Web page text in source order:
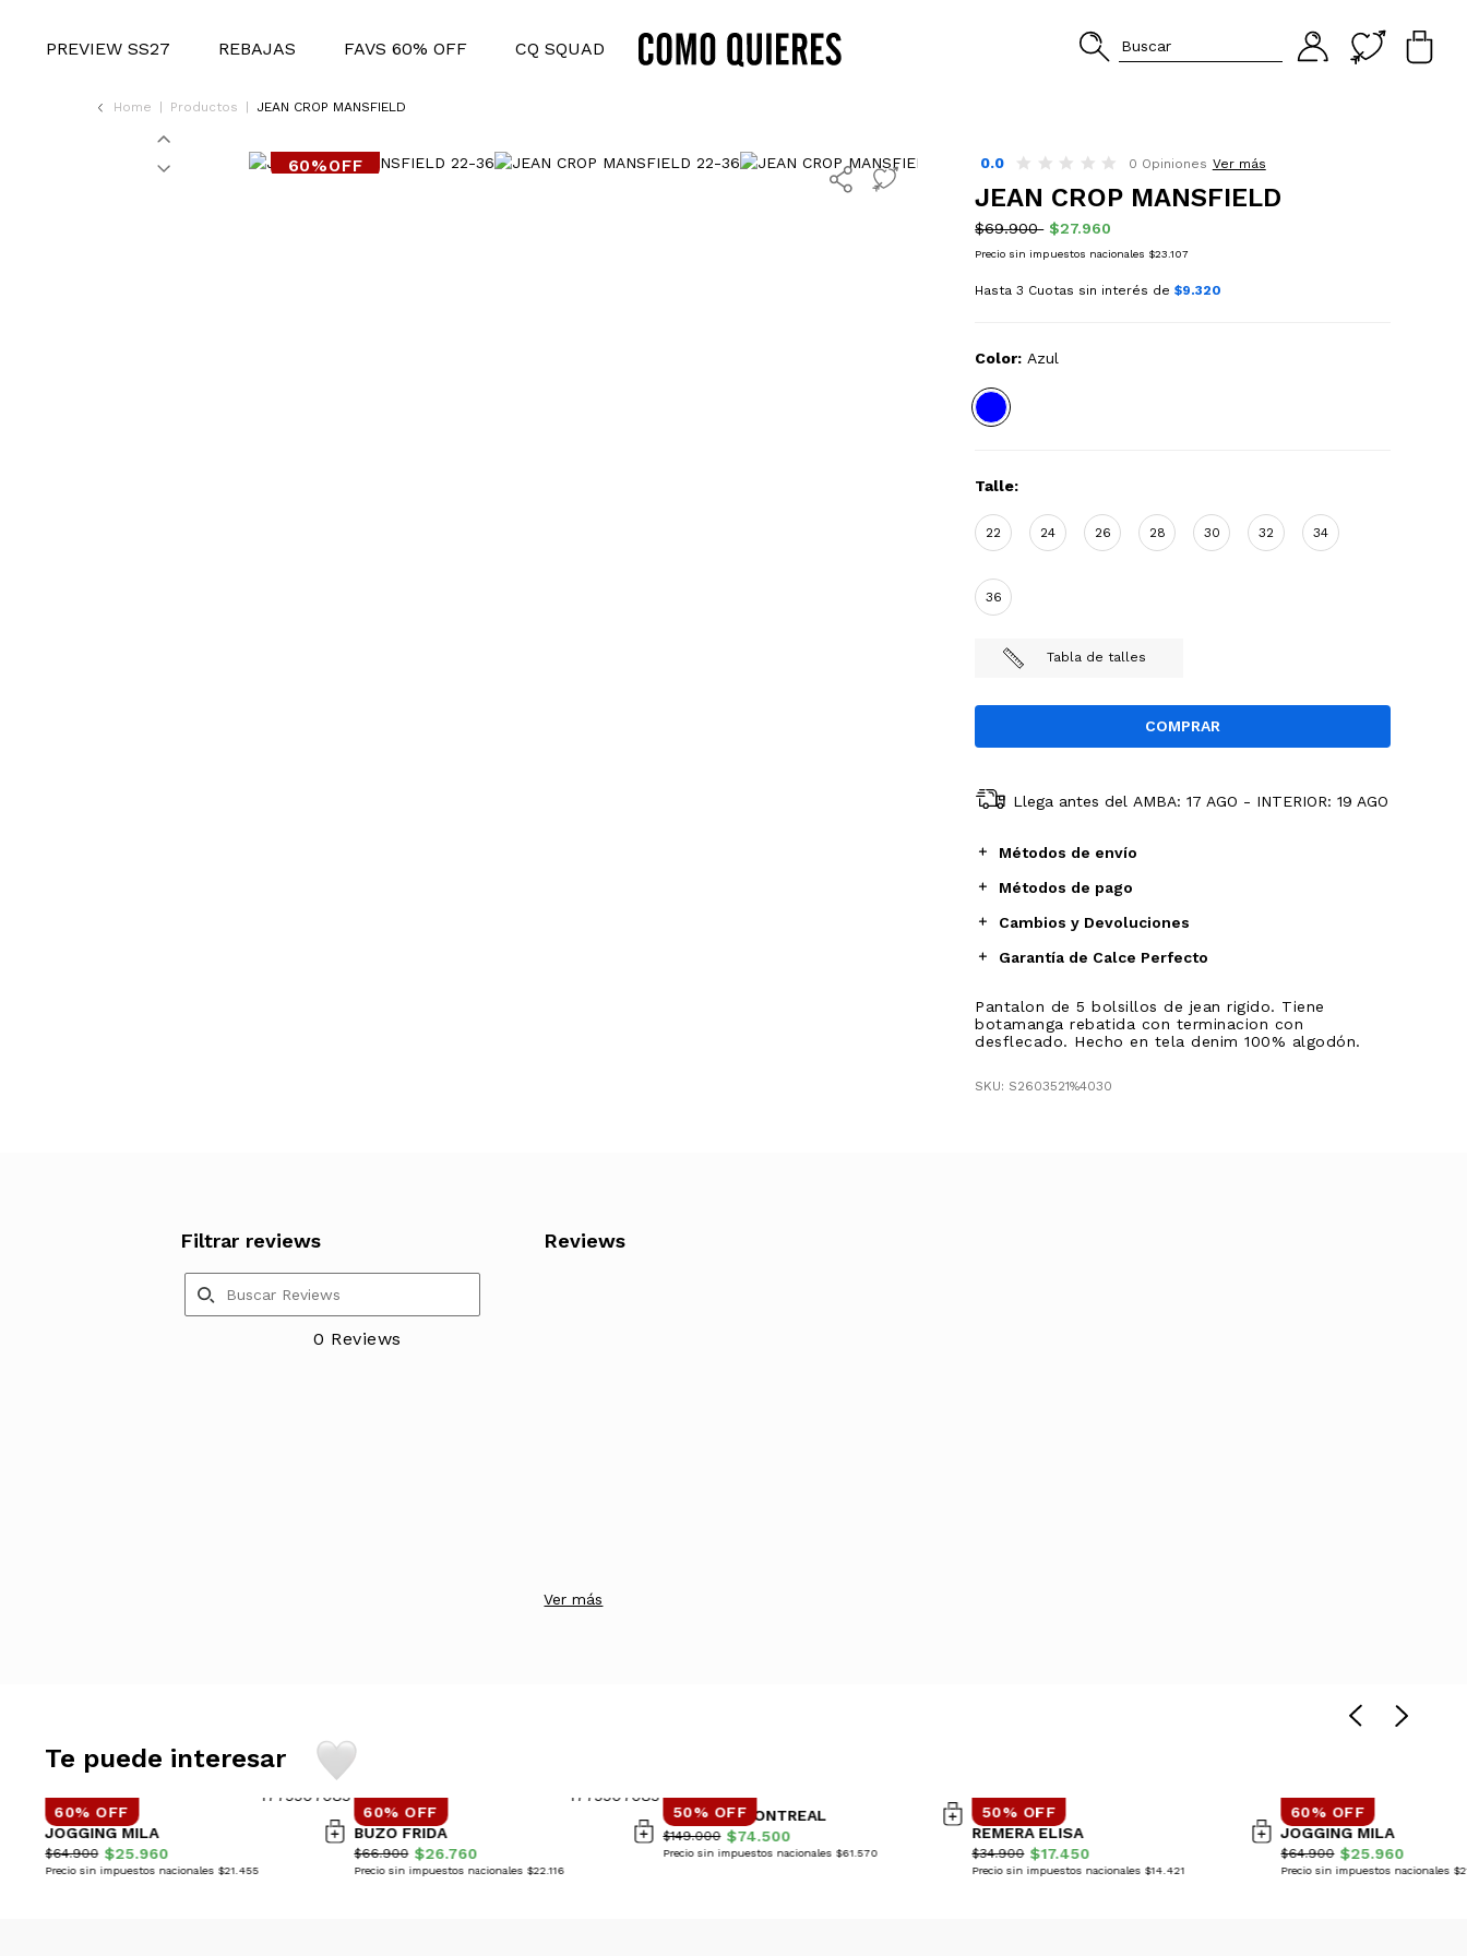
PREVIEW SS27 REBAJAS FAVS 60% OFF CQ SQUAD
Home Productos JEAN CROP MANSFIELD
60%OFF 0.0 0 Opiniones Ver más
JEAN CROP MANSFIELD
$69.900 $27.960
Precio sin impuestos nacionales $23.107
Hasta 3 Cuotas sin interés de$9.320
Color: Azul
Talle:
22 24 26 28 30 32 34
36
Tabla de talles
Llega antes del AMBA: 17 AGO - INTERIOR: 19 AGO
Métodos de envío
Métodos de pago
Cambios y Devoluciones
Garantía de Calce Perfecto
Pantalon de 5 bolsillos de jean rigido. Tiene
botamanga rebatida con terminacion con
desflecado. Hecho en tela denim 100% algodón.
SKU: S2603521%4030
Filtrar reviews
0 Reviews
Reviews
Ver más
Te puede interesar
60% OFF
JOGGING MILA
$64.900 $25.960
Precio sin impuestos nacionales $21.455
60% OFF
BUZO FRIDA
$66.900 $26.760
Precio sin impuestos nacionales $22.116
50% OFF
CAMPERA MONTREAL
$149.000 $74.500
Precio sin impuestos nacionales $61.570
50% OFF
REMERA ELISA
$34.900 $17.450
Precio sin impuestos nacionales $14.421
60% OFF
JOGGING MILA
$64.900 $25.960
Precio sin impuestos nacionales